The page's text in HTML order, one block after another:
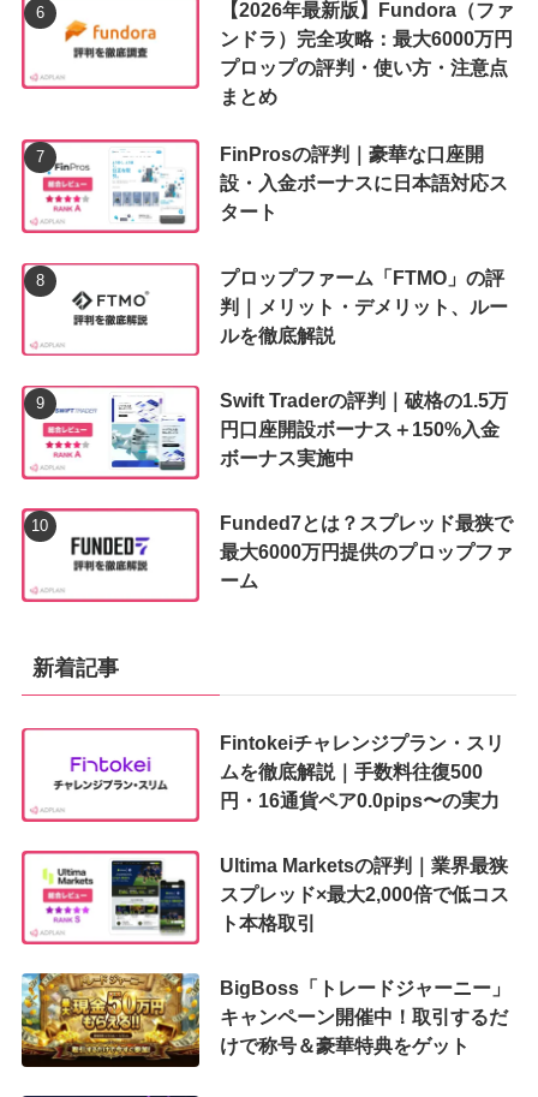
【2026年最新版】Fundora（ファ
ンドラ）完全攻略：最大6000万円
プロップの評判・使い方・注意点
まとめ
FinProsの評判｜豪華な口座開
設・入金ボーナスに日本語対応ス
タート
プロップファーム「FTMO」の評
判｜メリット・デメリット、ルー
ルを徹底解説
Swift Traderの評判｜破格の1.5万
円口座開設ボーナス＋150%入金
ボーナス実施中
Funded7とは？スプレッド最狭で
最大6000万円提供のプロップファ
ーム
新着記事
Fintokeiチャレンジプラン・スリ
ムを徹底解説｜手数料往復500
円・16通貨ペア0.0pips〜の実力
Ultima Marketsの評判｜業界最狭
スプレッド×最大2,000倍で低コス
ト本格取引
BigBoss「トレードジャーニー」
キャンペーン開催中！取引するだ
けで称号＆豪華特典をゲット